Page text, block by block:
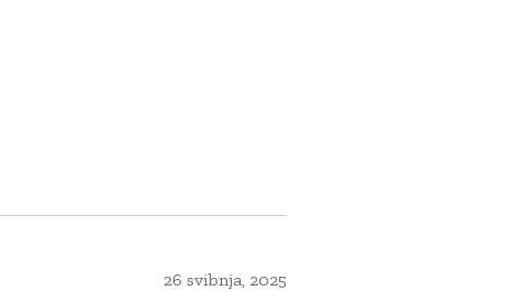
26 svibnja, 2025